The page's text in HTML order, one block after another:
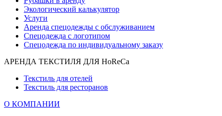
Экологический калькулятор
Услуги
Аренда спецодежды с обслуживанием
Спецодежда с логотипом
Спецодежда по индивидуальному заказу
АРЕНДА ТЕКСТИЛЯ ДЛЯ HoReCa
Текстиль для отелей
Текстиль для ресторанов
О КОМПАНИИ